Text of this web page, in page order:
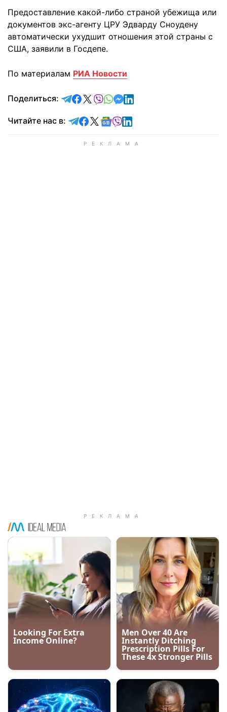
Предоставление какой-либо страной убежища или
документов экс-агенту ЦРУ Эдварду Сноудену
автоматически ухудшит отношения этой страны с
США, заявили в Госдепе.
По материалам РИА Новости
Поделиться: отправить в Telegram
поделиться в Facebook
поделиться в X
отправить в Viber
отправить в Whatsapp
отправить в Messenger
отправить в LinkedIn
Читайте нас в: Читайте в Telegram
Читайте в Facebook
Читайте в X
Читайте в Google news
Читайте в Viber
Читайте в LinkedIn